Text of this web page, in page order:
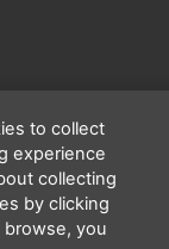
to collect
experience
collecting
by clicking
browse, you